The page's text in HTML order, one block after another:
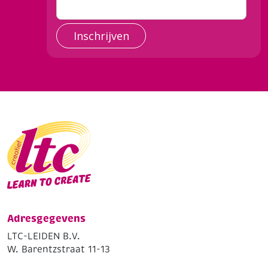
Inschrijven
Adresgegevens
LTC-LEIDEN B.V.
W. Barentzstraat 11-13